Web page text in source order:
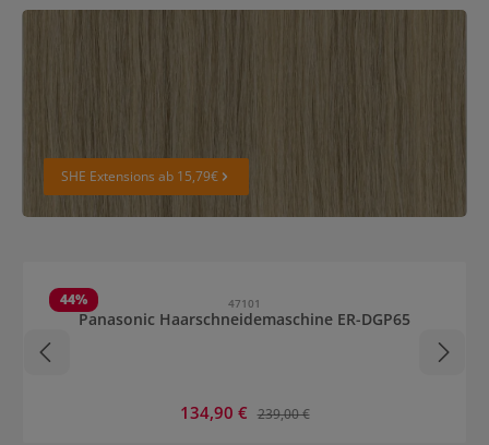
SHE Extensions ab 15,79€
SHE Extensions ab 15,79€
44% 47101
Panasonic Haarschneidemaschine ER-DGP65
Verkaufspreis:
134,90 € Regulärer Preis:
239,00 €